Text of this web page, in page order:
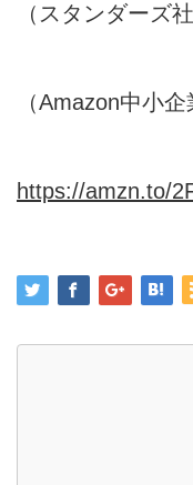
（スタンダーズ社
（Amazon中小
https://amzn.to/